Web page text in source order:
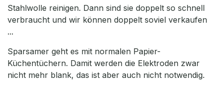
Stahlwolle reinigen. Dann sind sie doppelt so schnell
verbraucht und wir können doppelt soviel verkaufen
...
Sparsamer geht es mit normalen Papier-
Küchentüchern. Damit werden die Elektroden zwar
nicht mehr blank, das ist aber auch nicht notwendig.